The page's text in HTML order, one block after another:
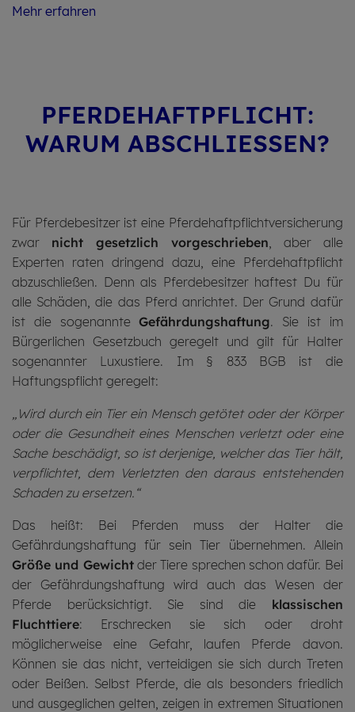
Mehr erfahren
PFER­DE­HAFT­PFLICHT:
WARUM AB­SCHLIE­SSEN?
Für Pferdebesitzer ist eine Pferdehaftpflichtversicherung
zwar nicht gesetzlich vorgeschrieben , aber alle
Experten raten dringend dazu, eine Pferdehaftpflicht
abzuschließen. Denn als Pferdebesitzer haftest Du für
alle Schäden, die das Pferd anrichtet. Der Grund dafür
ist die sogenannteGefährdungshaftung. Sie ist im
Bürgerlichen Gesetzbuch geregelt und gilt für Halter
sogenannter Luxustiere. Im § 833 BGB ist die
Haftungspflicht geregelt:
„Wird durch ein Tier ein Mensch getötet oder der Körper
oder die Gesundheit eines Menschen verletzt oder eine
Sache beschädigt, so ist derjenige, welcher das Tier hält,
verpflichtet, dem Verletzten den daraus entstehenden
Schaden zu ersetzen.“
Das heißt: Bei Pferden muss der Halter die
Gefährdungshaftung für sein Tier übernehmen. Allein
Größe und Gewichtder Tiere sprechen schon dafür. Bei
der Gefährdungshaftung wird auch das Wesen der
Pferde berücksichtigt. Sie sind die klassischen
Fluchttiere: Erschrecken sie sich oder droht
möglicherweise eine Gefahr, laufen Pferde davon.
Können sie das nicht, verteidigen sie sich durch Treten
oder Beißen. Selbst Pferde, die als besonders friedlich
und ausgeglichen gelten, zeigen in extremen Situationen